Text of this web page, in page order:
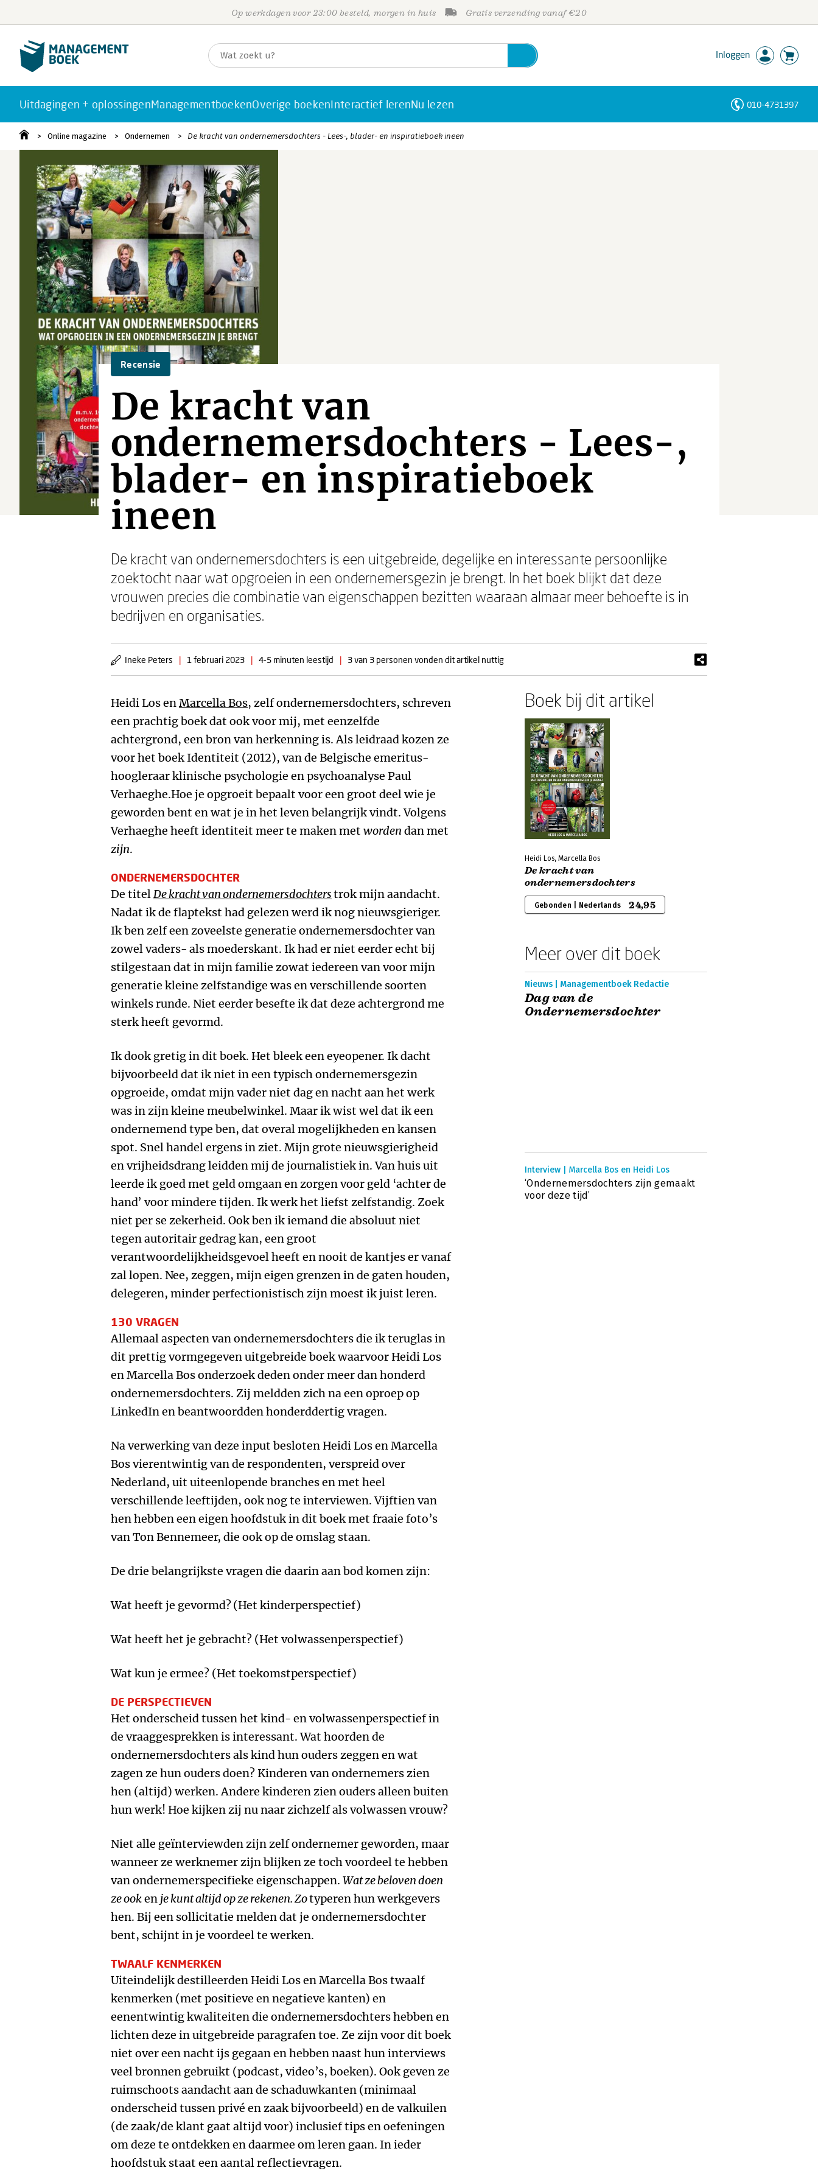
Op werkdagen voor 23:00 besteld, morgen in huis Gratis verzending vanaf €20
Inloggen
Uitdagingen + oplossingenManagementboekenOverige boekenInteractief lerenNu lezen 010-4731397
Online magazine Ondernemen De kracht van ondernemersdochters - Lees-, blader- en inspiratieboek ineen
Recensie
De kracht van
ondernemersdochters - Lees-,
blader- en inspiratieboek
ineen
De kracht van ondernemersdochters is een uitgebreide, degelijke en interessante persoonlijke
zoektocht naar wat opgroeien in een ondernemersgezin je brengt. In het boek blijkt dat deze
vrouwen precies die combinatie van eigenschappen bezitten waaraan almaar meer behoefte is in
bedrijven en organisaties.
Ineke Peters | 1 februari 2023 | 4-5 minuten leestijd | 3 van 3 personen vonden dit artikel nuttig
Heidi Los enMarcella Bos, zelf ondernemersdochters, schreven
een prachtig boek dat ook voor mij, met eenzelfde
achtergrond, een bron van herkenning is. Als leidraad kozen ze
voor het boek Identiteit (2012), van de Belgische emeritus-
hoogleraar klinische psychologie en psychoanalyse Paul
Verhaeghe.Hoe je opgroeit bepaalt voor een groot deel wie je
geworden bent en wat je in het leven belangrijk vindt. Volgens
Verhaeghe heeft identiteit meer te maken met worden dan met
zijn.
ONDERNEMERSDOCHTER
De titelDe kracht van ondernemersdochterstrok mijn aandacht.
Nadat ik de flaptekst had gelezen werd ik nog nieuwsgieriger.
Ik ben zelf een zoveelste generatie ondernemersdochter van
zowel vaders- als moederskant. Ik had er niet eerder echt bij
stilgestaan dat in mijn familie zowat iedereen van voor mijn
generatie kleine zelfstandige was en verschillende soorten
winkels runde. Niet eerder besefte ik dat deze achtergrond me
sterk heeft gevormd.
Ik dook gretig in dit boek. Het bleek een eyeopener. Ik dacht
bijvoorbeeld dat ik niet in een typisch ondernemersgezin
opgroeide, omdat mijn vader niet dag en nacht aan het werk
was in zijn kleine meubelwinkel. Maar ik wist wel dat ik een
ondernemend type ben, dat overal mogelijkheden en kansen
spot. Snel handel ergens in ziet. Mijn grote nieuwsgierigheid
en vrijheidsdrang leidden mij de journalistiek in. Van huis uit
leerde ik goed met geld omgaan en zorgen voor geld ‘achter de
hand’ voor mindere tijden. Ik werk het liefst zelfstandig. Zoek
niet per se zekerheid. Ook ben ik iemand die absoluut niet
tegen autoritair gedrag kan, een groot
verantwoordelijkheidsgevoel heeft en nooit de kantjes er vanaf
zal lopen. Nee, zeggen, mijn eigen grenzen in de gaten houden,
delegeren, minder perfectionistisch zijn moest ik juist leren.
130 VRAGEN
Allemaal aspecten van ondernemersdochters die ik teruglas in
dit prettig vormgegeven uitgebreide boek waarvoor Heidi Los
en Marcella Bos onderzoek deden onder meer dan honderd
ondernemersdochters. Zij meldden zich na een oproep op
LinkedIn en beantwoordden honderddertig vragen.
Na verwerking van deze input besloten Heidi Los en Marcella
Bos vierentwintig van de respondenten, verspreid over
Nederland, uit uiteenlopende branches en met heel
verschillende leeftijden, ook nog te interviewen. Vijftien van
hen hebben een eigen hoofdstuk in dit boek met fraaie foto’s
van Ton Bennemeer, die ook op de omslag staan.
De drie belangrijkste vragen die daarin aan bod komen zijn:
Wat heeft je gevormd?(Het kinderperspectief)
Wat heeft het je gebracht? (Het volwassenperspectief)
Wat kun je ermee? (Het toekomstperspectief)
DE PERSPECTIEVEN
Het onderscheid tussen het kind- en volwassenperspectief in
de vraaggesprekken is interessant. Wat hoorden de
ondernemersdochters als kind hun ouders zeggen en wat
zagen ze hun ouders doen? Kinderen van ondernemers zien
hen (altijd) werken. Andere kinderen zien ouders alleen buiten
hun werk! Hoe kijken zij nu naar zichzelf als volwassen vrouw?
Niet alle geïnterviewden zijn zelf ondernemer geworden, maar
wanneer ze werknemer zijn blijken ze toch voordeel te hebben
van ondernemerspecifieke eigenschappen. Wat ze beloven doen
ze ooken je kunt altijd op ze rekenen.Zotyperen hun werkgevers
hen. Bij een sollicitatie melden dat je ondernemersdochter
bent, schijnt in je voordeel te werken.
TWAALF KENMERKEN
Uiteindelijk destilleerden Heidi Los en Marcella Bos twaalf
kenmerken (met positieve en negatieve kanten) en
eenentwintig kwaliteiten die ondernemersdochters hebben en
lichten deze in uitgebreide paragrafen toe. Ze zijn voor dit boek
niet over een nacht ijs gegaan en hebben naast hun interviews
veel bronnen gebruikt (podcast, video’s, boeken). Ook geven ze
ruimschoots aandacht aan de schaduwkanten (minimaal
onderscheid tussen privé en zaak bijvoorbeeld) en de valkuilen
(de zaak/de klant gaat altijd voor) inclusief tips en oefeningen
om deze te ontdekken en daarmee om leren gaan. In ieder
hoofdstuk staat een aantal reflectievragen.
Boek bij dit artikel
Heidi Los, Marcella Bos
De kracht van
ondernemersdochters
Gebonden | Nederlands 24,95
Meer over dit boek
Nieuws | Managementboek Redactie
Dag van de
Ondernemersdochter
Interview | Marcella Bos en Heidi Los
‘Ondernemersdochters zijn gemaakt
voor deze tijd’
Personen